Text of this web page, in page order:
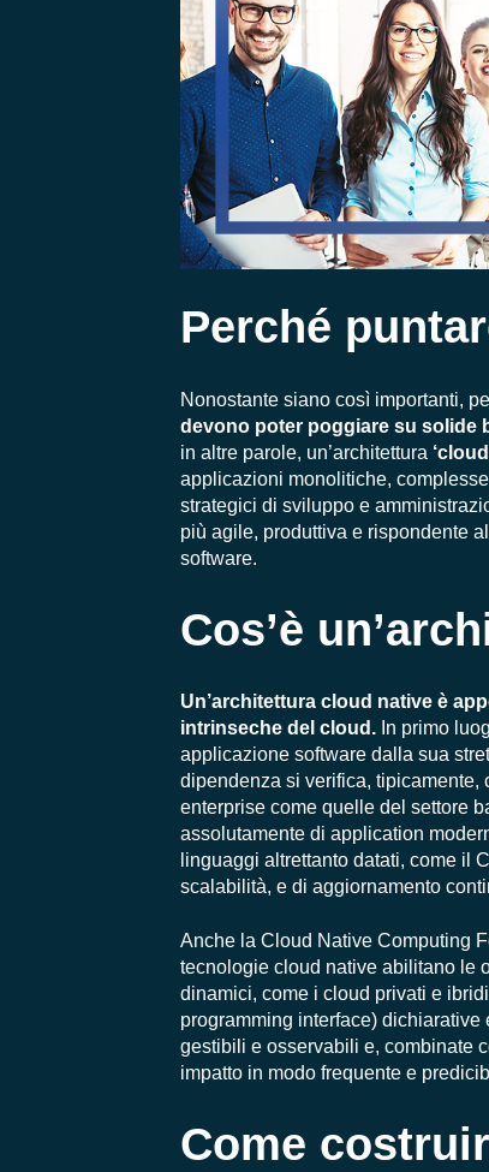
Perché
Nonostante siano così importanti,
devono poter poggiare su solide
in altre parole, un’architettura
applicazioni monolitiche,
strategici di sviluppo e
più agile, produttiva e rispondente
software.
Cos’è
Un’architettura cloud native è
intrinseche del cloud. In primo
applicazione software dalla sua
dipendenza si verifica, tipicamente,
enterprise come quelle del settore
assolutamente di application
linguaggi altrettanto datati, come il
scalabilità, e di aggiornamento
Anche la Cloud Native Computing
tecnologie cloud native abilitano le
dinamici, come i cloud privati e
programming interface)
gestibili e osservabili e, combinate
impatto in modo frequente e
Come